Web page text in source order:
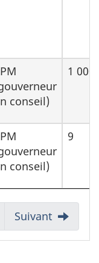
conseil)
1 000
conseil)
9
Suivant